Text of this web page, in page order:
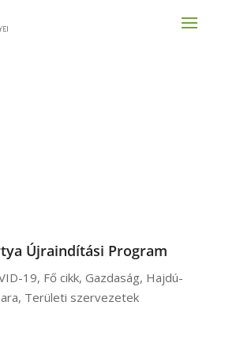
Újraindítási Program
19, Fő cikk, Gazdaság, Hajdú-
, Területi szervezetek